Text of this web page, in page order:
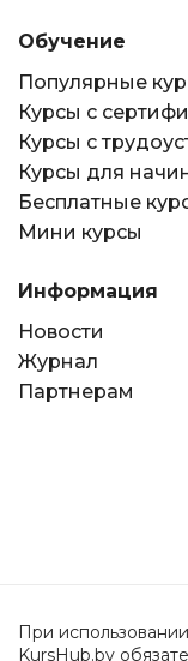
Обучение
Популярные
Курсы с
Курсы с
Курсы для
Бесплатные
Мини курсы
Информация
Новости
Журнал
Партнерам
При
KursHub.by